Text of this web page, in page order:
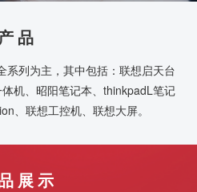
品
系列为主，其中包括：联想启天台
机、昭阳笔记本、thinkpadL笔记
、联想工控机、联想大屏。
展示